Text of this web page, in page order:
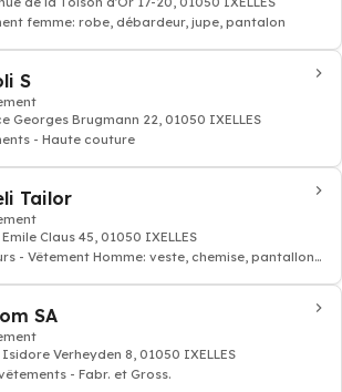
femme: robe, débardeur, jupe, pantalon
S
Georges Brugmann 22, 01050 IXELLES
- Haute couture
Tailor
Emile Claus 45, 01050 IXELLES
- Vêtement Homme: veste, chemise, pantallon,
SA
Isidore Verheyden 8, 01050 IXELLES
- Fabr. et Gross.